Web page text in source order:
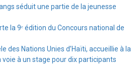
séduit une partie de la jeunesse
la 9ᵉ édition du Concours national de
des Nations Unies d’Haïti, accueillie à la
voie à un stage pour dix participants